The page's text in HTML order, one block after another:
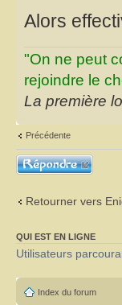
Alors
"On ne peut
rejoindre le
La première
Précédente
Répondre
Retourner vers
QUI EST EN LIGNE
Utilisateurs
Index du forum